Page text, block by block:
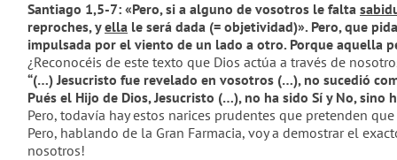
Santiago 1,5-7: «Pero, si a alguno de vosotros le falta
reproches, yella le será dada (= objetividad)». Pero, que
impulsada por el viento de un lado a otro. Porque aquella
¿Reconocéis de este texto que Dios actúa a través de
“(…) Jesucristo fue revelado en vosotros (…), no sucedió
Pués el Hijo de Dios, Jesucristo (…), no ha sido Sí y No, sino
Pero, todavía hay estos narices prudentes que pretenden
Pero, hablando de la Gran Farmacia, voy a demostrar el
nosotros!